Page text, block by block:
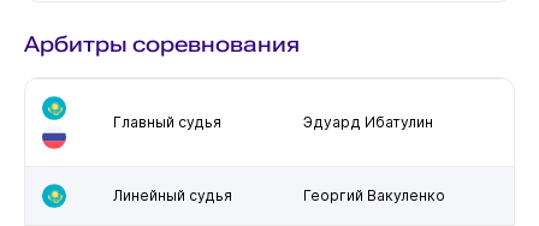
Арбитры соревнования
Главный судья Эдуард Ибатулин
Линейный судья Георгий Вакуленко